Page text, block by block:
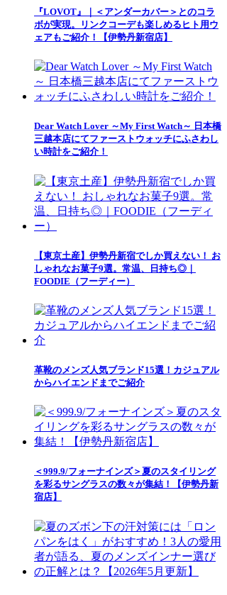
『LOVOT』｜＜アンダーカバー＞とのコラ
ボが実現。リンクコーデも楽しめるヒト用ウ
ェアもご紹介！【伊勢丹新宿店】
Dear Watch Lover ～My First Watch～ 日本橋
三越本店にてファーストウォッチにふさわし
い時計をご紹介！
【東京土産】伊勢丹新宿でしか買えない！ お
しゃれなお菓子9選。常温、日持ち◎｜
FOODIE（フーディー）
革靴のメンズ人気ブランド15選！カジュアル
からハイエンドまでご紹介
＜999.9/フォーナインズ＞夏のスタイリング
を彩るサングラスの数々が集結！【伊勢丹新
宿店】